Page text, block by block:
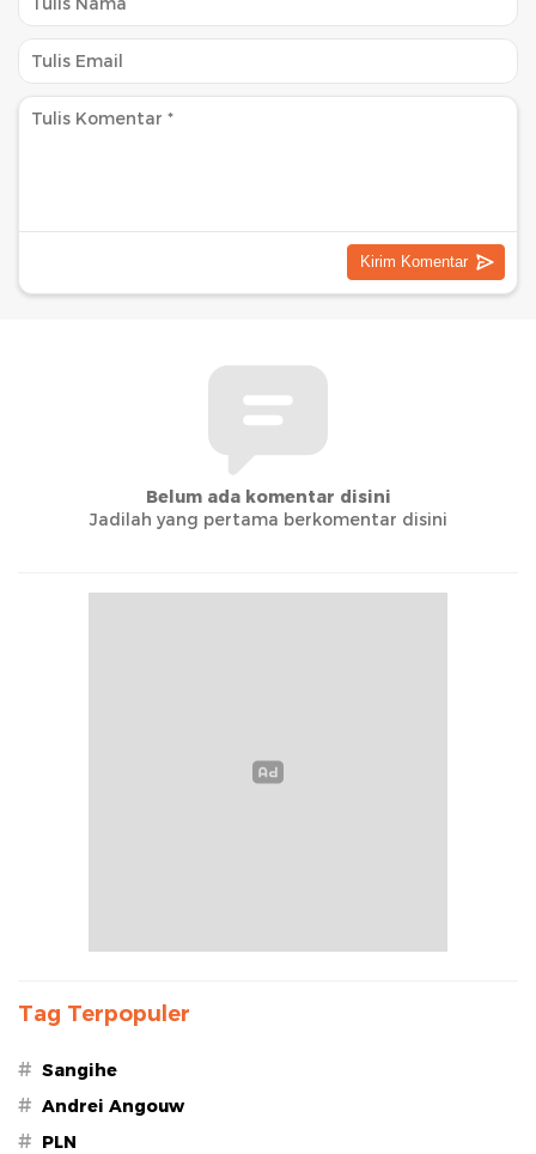
Belum ada komentar disini
Jadilah yang pertama berkomentar disini
Tag Terpopuler
# Sangihe
# Andrei Angouw
# PLN